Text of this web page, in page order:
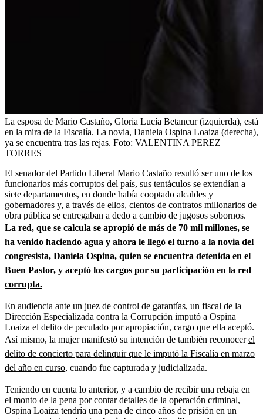
La esposa de Mario Castaño, Gloria Lucía Betancur (izquierda), está
en la mira de la Fiscalía. La novia, Daniela Ospina Loaiza (derecha),
ya se encuentra tras las rejas. Foto: VALENTINA PEREZ
TORRES
El senador del Partido Liberal Mario Castaño resultó ser uno de los
funcionarios más corruptos del país, sus tentáculos se extendían a
siete departamentos, en donde había cooptado alcaldes y
gobernadores y, a través de ellos, cientos de contratos millonarios de
obra pública se entregaban a dedo a cambio de jugosos sobornos.
La red, que se calcula se apropió de más de 70 mil millones, se
ha venido haciendo agua y ahora le llegó el turno a la novia del
congresista, Daniela Ospina, quien se encuentra detenida en el
Buen Pastor, y aceptó los cargos por su participación en la red
corrupta.
En audiencia ante un juez de control de garantías, un fiscal de la
Dirección Especializada contra la Corrupción imputó a Ospina
Loaiza el delito de peculado por apropiación, cargo que ella aceptó.
Así mismo, la mujer manifestó su intención de también reconocerel
delito de concierto para delinquir que le imputó la Fiscalía en marzo
del año en curso, cuando fue capturada y judicializada.
Teniendo en cuenta lo anterior, y a cambio de recibir una rebaja en
el monto de la pena por contar detalles de la operación criminal,
Ospina Loaiza tendría una pena de cinco años de prisión en un